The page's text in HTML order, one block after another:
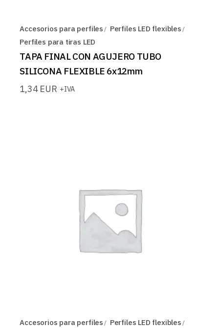
Accesorios para perfiles
Perfiles LED flexibles
Perfiles para tiras LED
TAPA FINAL CON AGUJERO TUBO
SILICONA FLEXIBLE 6x12mm
1,34 EUR +IVA
Accesorios para perfiles
Perfiles LED flexibles